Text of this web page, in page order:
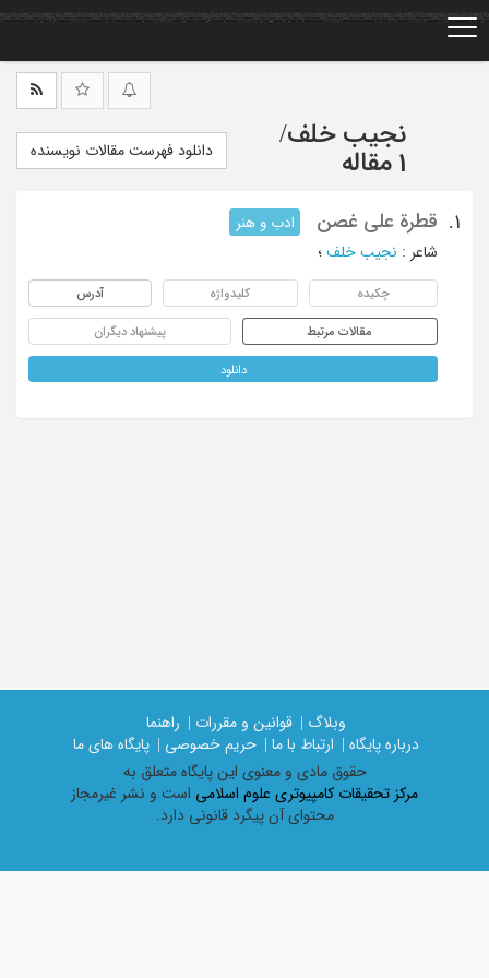
Skip
نجیب خلف/
1 مقاله
دانلود فهرست مقالات نویسنده
1. قطرة علی غصن
ادب و هنر
شاعر : نجیب خلف ؛
چکیده کلیدواژه آدرس
مقالات مرتبط پیشنهاد دیگران
دانلود
وبلاگ | قوانین و مقررات |
راهنما
درباره پایگاه |
ارتباط با ما | حریم خصوصی |
پایگاه های ما
حقوق مادی و معنوی اين پايگاه متعلق به
مرکز تحقیقات کامپیوتری علوم اسلامی است و نشر غیرمجاز
محتوای آن پیگرد قانونی دارد.